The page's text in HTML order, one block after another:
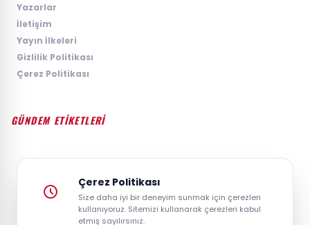
Yazarlar
İletişim
Yayın İlkeleri
Gizlilik Politikası
Çerez Politikası
GÜNDEM ETİKETLERİ
#GÜNDEM #SIYASET #EKONOMI #SPOR #TEKNOLOJI
#DÜNYA
Çerez Politikası
Size daha iyi bir deneyim sunmak için çerezleri
kullanıyoruz. Sitemizi kullanarak çerezleri kabul
etmiş sayılırsınız.